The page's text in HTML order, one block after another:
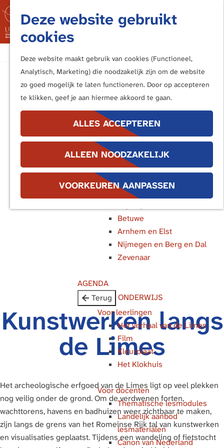
Deze website gebruikt
cookies
Deze website maakt gebruik van cookies (Functioneel,
Analytisch, Marketing) die noodzakelijk zijn om de website
zo goed mogelijk te laten functioneren. Door op accepteren
te klikken, geef je aan hiermee akkoord te gaan.
ALLES ACCEPTEREN
ALLEEN NOODZAKELIJK
VOORKEUREN AANPASSEN
M
e
n
u
Bezoek de Limes
In de buurt van ...
Katwijk en Valkenburg
Voorburg, Leidschendam en
Leiden
Alphen aan den Rijn
Bodegraven
Woerden
Bunnik en Houten
Betuwe
Arnhem en Elst
Nijmegen en Berg en Dal
Zevenaar
AGENDA
Terug
ONDERWIJS
Voor leerlingen
Het verhaal van de Limes
Film
Kleurplaat
Het Klokhuis
Voor docenten
Thematische lesmodules
Landelijk aanbod
lesmaterialen
Canon van Nederland
Kunstwerken langs
de Limes
Het archeologische erfgoed van de Limes ligt op veel plekken
nog veilig onder de grond. Om de verdwenen forten,
wachttorens, havens en badhuizen weer zichtbaar te maken,
zijn langs de grens van het Romeinse Rijk tal van kunstwerken
en visualisaties geplaatst. Tijdens een wandeling of fietstocht